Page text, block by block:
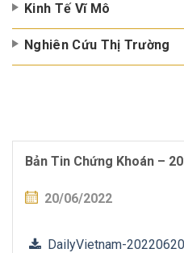
Kinh Tế Vĩ Mô
Nghiên Cứu Thị Trường
Bản Tin Chứng Khoán –
20/06/2022
DailyVietnam-